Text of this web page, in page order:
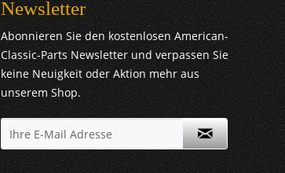
Newsletter
Abonnieren Sie den kostenlosen American-
Classic-Parts Newsletter und verpassen Sie
keine Neuigkeit oder Aktion mehr aus
unserem Shop.